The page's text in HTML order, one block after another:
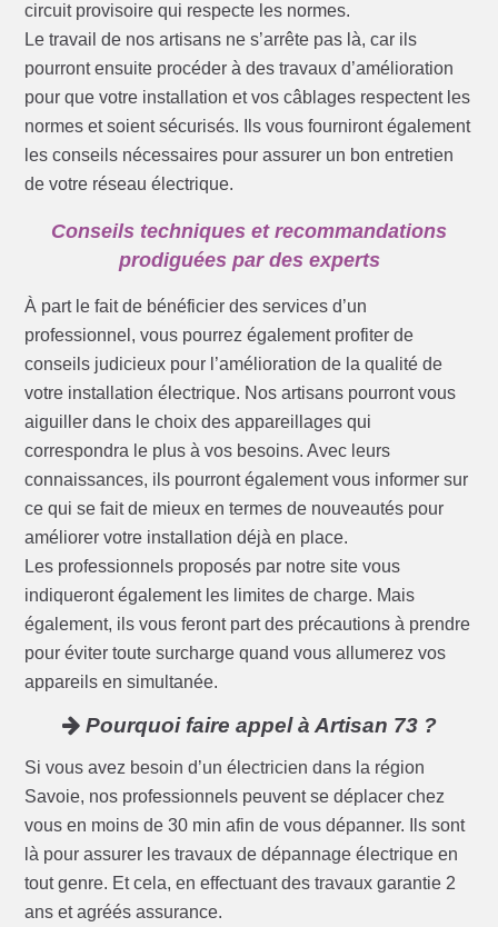
circuit provisoire qui respecte les normes.
Le travail de nos artisans ne s’arrête pas là, car ils
pourront ensuite procéder à des travaux d’amélioration
pour que votre installation et vos câblages respectent les
normes et soient sécurisés. Ils vous fourniront également
les conseils nécessaires pour assurer un bon entretien
de votre réseau électrique.
Conseils techniques et recommandations
prodiguées par des experts
À part le fait de bénéficier des services d’un
professionnel, vous pourrez également profiter de
conseils judicieux pour l’amélioration de la qualité de
votre installation électrique. Nos artisans pourront vous
aiguiller dans le choix des appareillages qui
correspondra le plus à vos besoins. Avec leurs
connaissances, ils pourront également vous informer sur
ce qui se fait de mieux en termes de nouveautés pour
améliorer votre installation déjà en place.
Les professionnels proposés par notre site vous
indiqueront également les limites de charge. Mais
également, ils vous feront part des précautions à prendre
pour éviter toute surcharge quand vous allumerez vos
appareils en simultanée.
Pourquoi faire appel à Artisan 73 ?
Si vous avez besoin d’un électricien dans la région
Savoie, nos professionnels peuvent se déplacer chez
vous en moins de 30 min afin de vous dépanner. Ils sont
là pour assurer les travaux de dépannage électrique en
tout genre. Et cela, en effectuant des travaux garantie 2
ans et agréés assurance.